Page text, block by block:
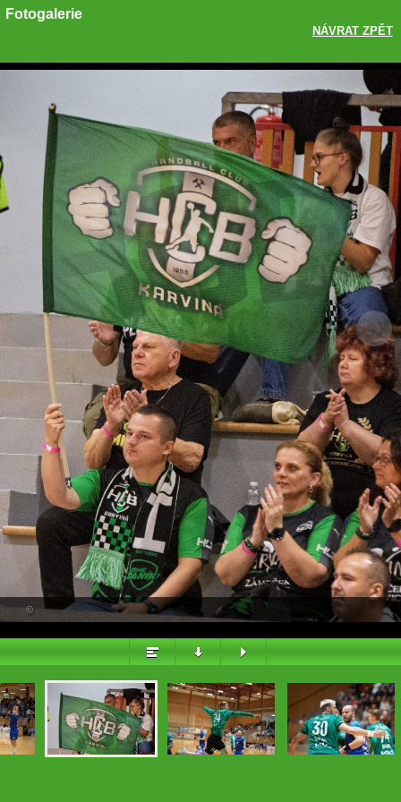
Fotogalerie
NÁVRAT ZPĚT
Sdílet
ODKAZ
FACEBOOK
TWITTER
GOOGLE PLUS
PŘEHLED
©